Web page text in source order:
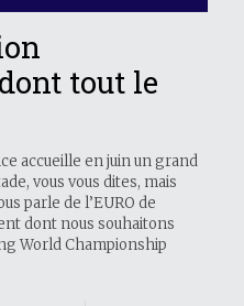
tout le
accueille en juin un grand
vous vous dites, mais
parle de l’EURO de
dont nous souhaitons
World Championship